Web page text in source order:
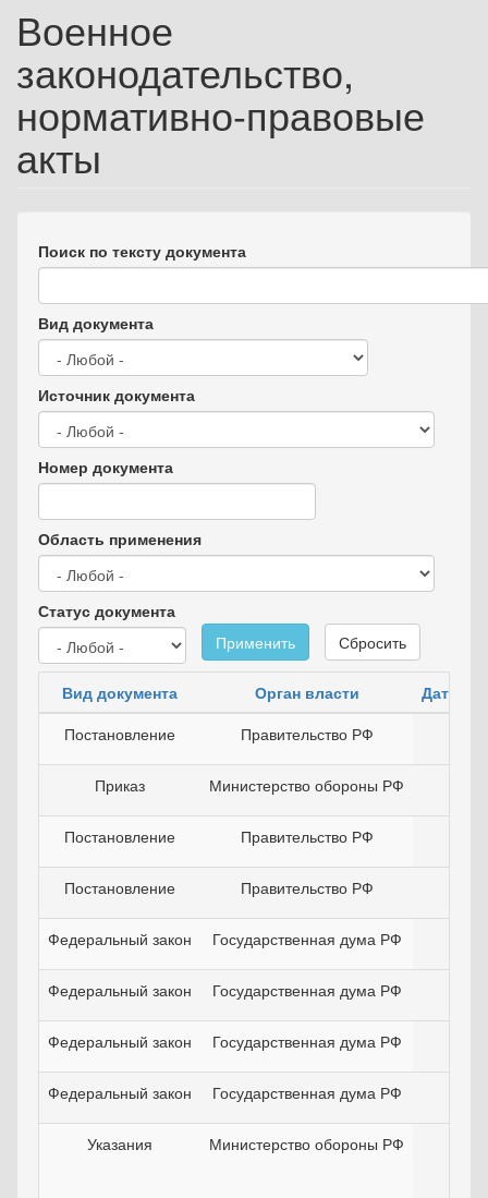
Военное
законодательство,
нормативно-правовые
акты
Поиск по тексту документа
Вид документа
Источник документа
Номер документа
Область применения
Статус документа
Применить
Сбросить
Вид документа Орган власти
Дата
Постановление
Правительство РФ
Приказ Министерство обороны РФ
Постановление Правительство РФ
Постановление Правительство РФ
Федеральный закон Государственная дума РФ
Федеральный закон Государственная дума РФ
Федеральный закон Государственная дума РФ
Федеральный закон Государственная дума РФ
Указания Министерство обороны РФ